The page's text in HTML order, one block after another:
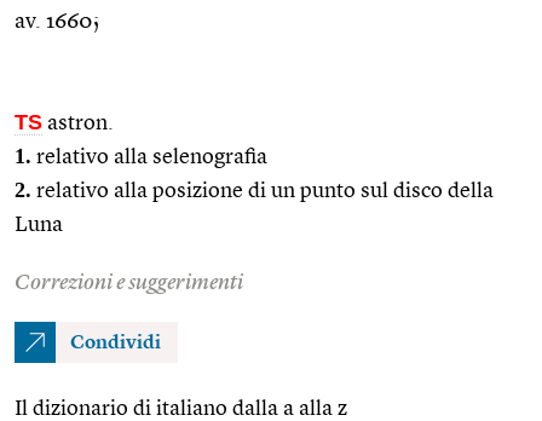
av. 1660;
TS astron.
1. relativo alla selenografia
2. relativo alla posizione di un punto sul disco della
Luna
Correzioni e suggerimenti
Condividi
Il dizionario di italiano dalla a alla z